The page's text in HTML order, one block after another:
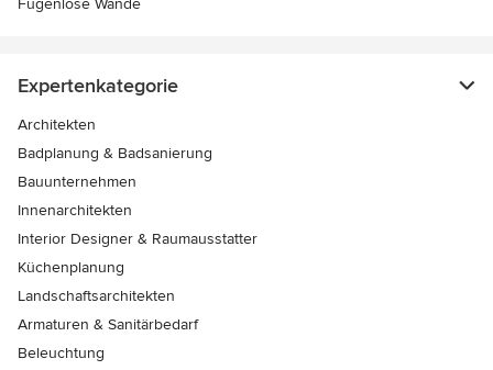
Expertenkategorie
Architekten
Badplanung & Badsanierung
Bauunternehmen
Innenarchitekten
Interior Designer & Raumausstatter
Küchenplanung
Landschaftsarchitekten
Armaturen & Sanitärbedarf
Beleuchtung